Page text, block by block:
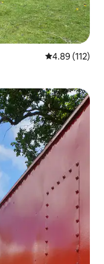
レビュー112
4.89 (112)